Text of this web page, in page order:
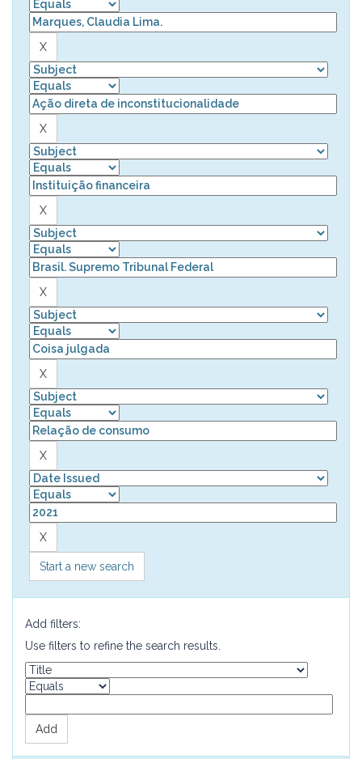
Start a new search
Add filters:
Use filters to refine the search results.